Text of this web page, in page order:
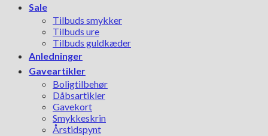
Sale
Tilbuds smykker
Tilbuds ure
Tilbuds guldkæder
Anledninger
Gaveartikler
Boligtilbehør
Dåbsartikler
Gavekort
Smykkeskrin
Årstidspynt